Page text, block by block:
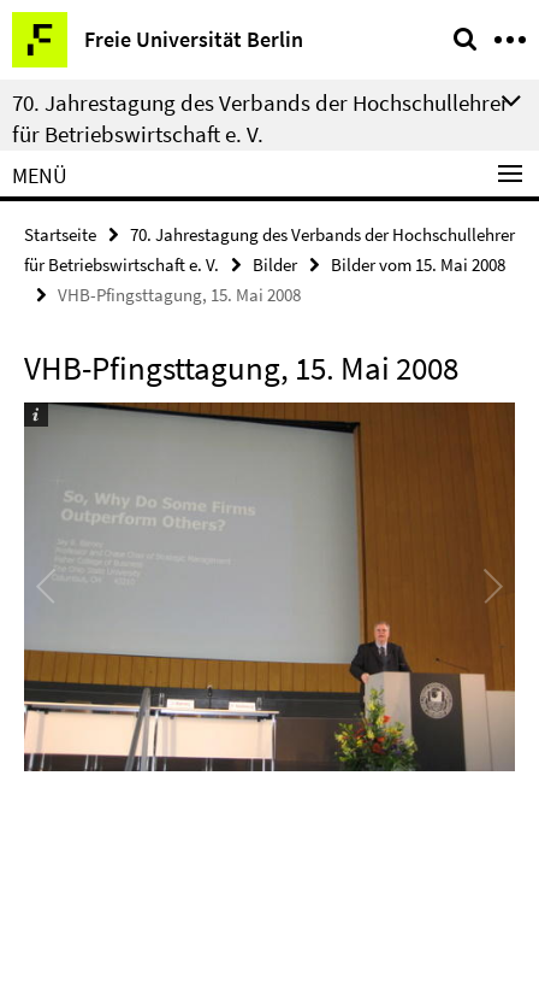
Springe
direkt
zu
Inhalt
Freie Universität Berlin
Service-
Navigation
70. Jahrestagung des Verbands der Hochschullehrer
für Betriebswirtschaft e. V.
MENÜ
Startseite
70. Jahrestagung des Verbands der Hochschullehrer
für Betriebswirtschaft e. V.
Bilder
Bilder vom 15. Mai 2008
VHB-Pfingsttagung, 15. Mai 2008
VHB-Pfingsttagung, 15. Mai 2008